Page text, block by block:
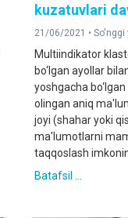
kuzatuvlari
21/06/2021 • So'nggi
Multiindikator
bo‘lgan ayollar
yoshgacha
olingan aniq
joyi (shahar yoki
ma'lumotlarni
taqqoslash
Batafsil ...